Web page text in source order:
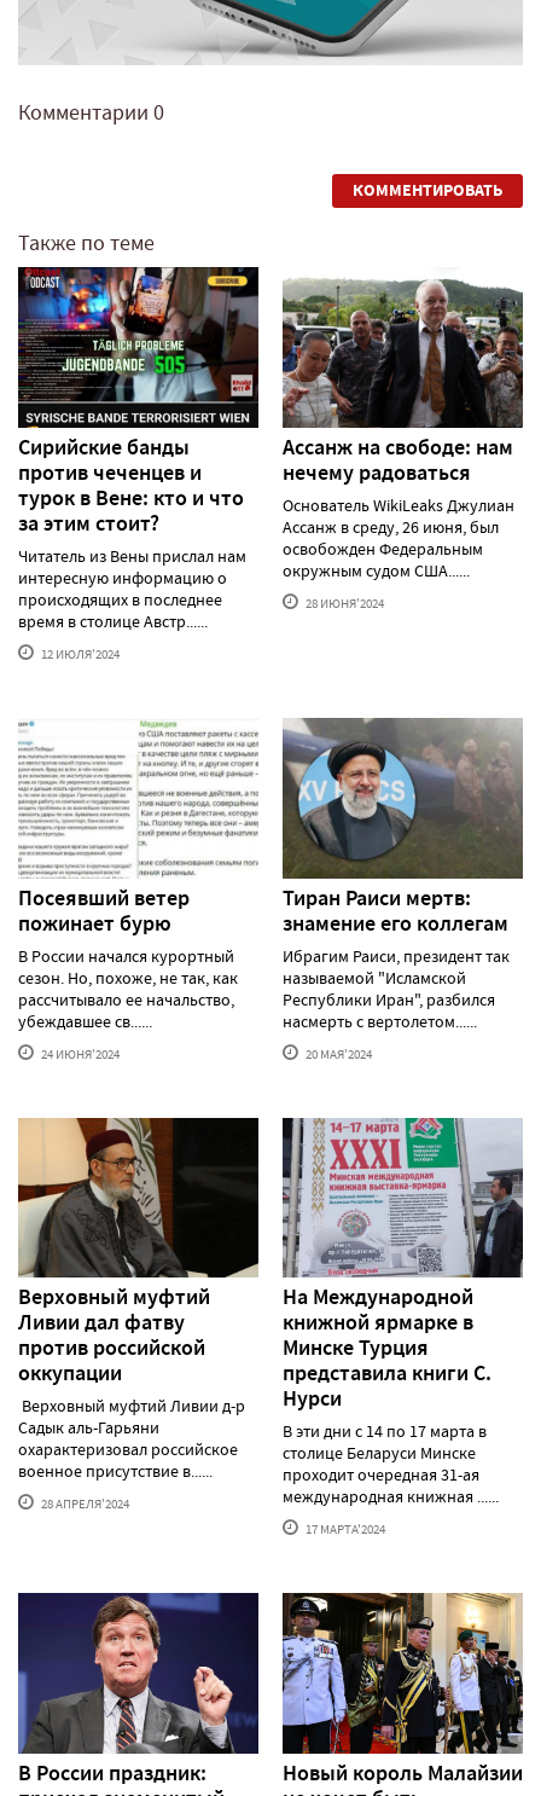
Комментарии 0
КОММЕНТИРОВАТЬ
Также по теме
Сирийские банды
против чеченцев и
турок в Вене: кто и что
за этим стоит?
Читатель из Вены прислал нам
интересную информацию о
происходящих в последнее
время в столице Австр......
12 ИЮЛЯ'2024
Ассанж на свободе: нам
нечему радоваться
Основатель WikiLeaks Джулиан
Ассанж в среду, 26 июня, был
освобожден Федеральным
окружным судом США......
28 ИЮНЯ'2024
Посеявший ветер
пожинает бурю
В России начался курортный
сезон. Но, похоже, не так, как
рассчитывало ее начальство,
убеждавшее св......
24 ИЮНЯ'2024
Тиран Раиси мертв:
знамение его коллегам
Ибрагим Раиси, президент так
называемой "Исламской
Республики Иран", разбился
насмерть с вертолетом......
20 МАЯ'2024
Верховный муфтий
Ливии дал фатву
против российской
оккупации
Верховный муфтий Ливии д-р
Садык аль-Гарьяни
охарактеризовал российское
военное присутствие в......
28 АПРЕЛЯ'2024
На Международной
книжной ярмарке в
Минске Турция
представила книги С.
Нурси
В эти дни с 14 по 17 марта в
столице Беларуси Минске
проходит очередная 31-ая
международная книжная ......
17 МАРТА'2024
В России праздник:
Новый король Малайзии